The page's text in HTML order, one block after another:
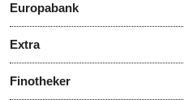
Europabank
Extra
Finotheker